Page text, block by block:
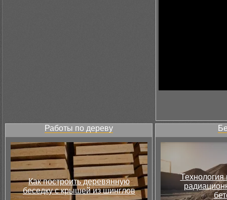
Работы по дереву
Как построить деревянную
беседку с крышей из шинглов
Технология